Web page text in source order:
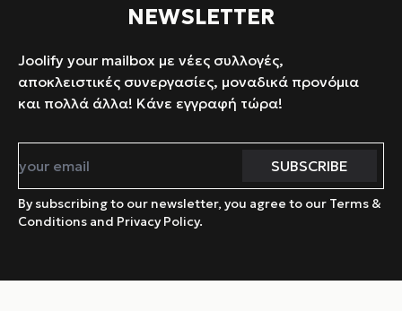
NEWSLETTER
Joolify your mailbox με νέες συλλογές,
αποκλειστικές συνεργασίες, μοναδικά προνόμια
και πολλά άλλα! Κάνε εγγραφή τώρα!
By subscribing to our newsletter, you agree to our Terms &
Conditions and Privacy Policy.